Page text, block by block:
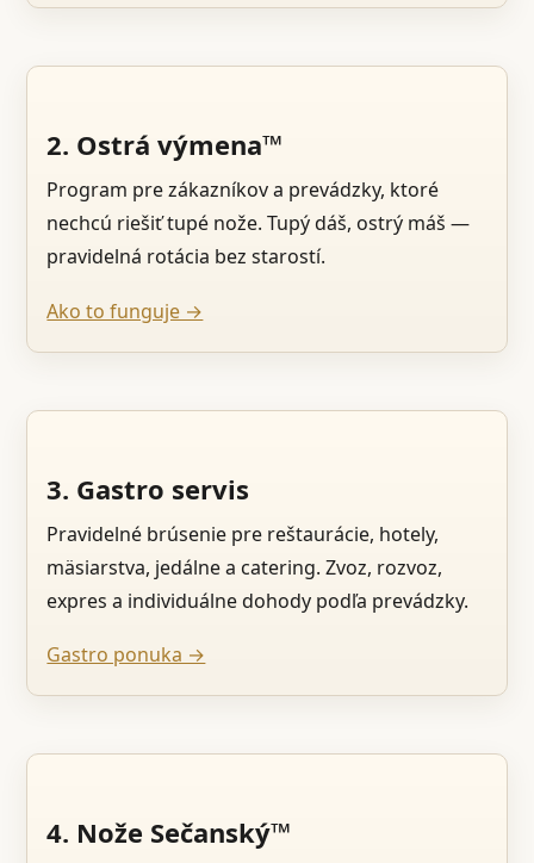
2. Ostrá výmena™
Program pre zákazníkov a prevádzky, ktoré
nechcú riešiť tupé nože. Tupý dáš, ostrý máš —
pravidelná rotácia bez starostí.
Ako to funguje →
3. Gastro servis
Pravidelné brúsenie pre reštaurácie, hotely,
mäsiarstva, jedálne a catering. Zvoz, rozvoz,
expres a individuálne dohody podľa prevádzky.
Gastro ponuka →
4. Nože Sečanský™